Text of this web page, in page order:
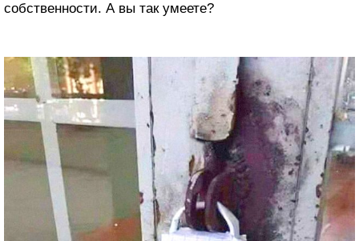
собственности. А вы так умеете?